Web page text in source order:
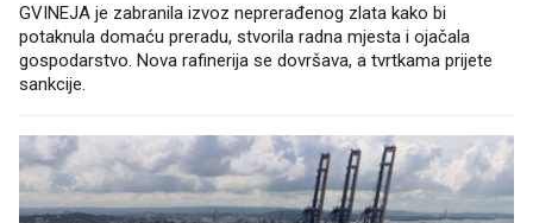
GVINEJA je zabranila izvoz neprerađenog zlata kako bi
potaknula domaću preradu, stvorila radna mjesta i ojačala
gospodarstvo. Nova rafinerija se dovršava, a tvrtkama prijete
sankcije.